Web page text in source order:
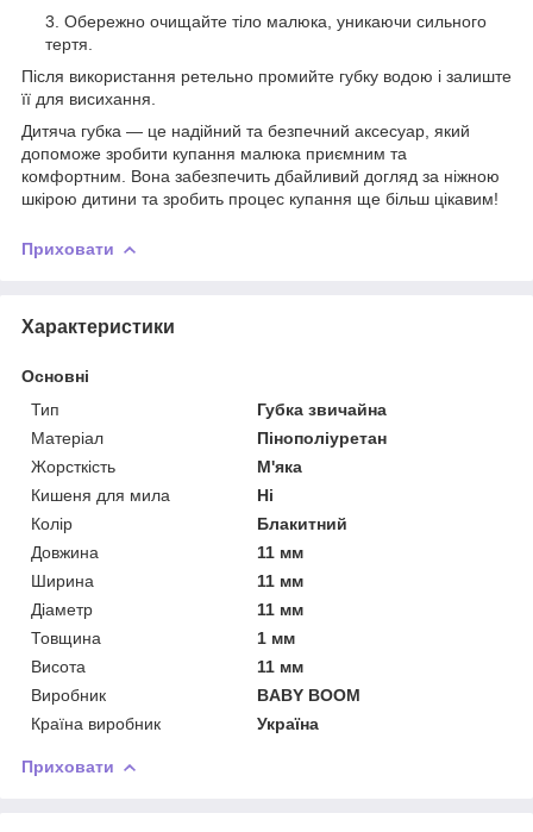
Обережно очищайте тіло малюка, уникаючи сильного
тертя.
Після використання ретельно промийте губку водою і залиште
її для висихання.
Дитяча губка — це надійний та безпечний аксесуар, який
допоможе зробити купання малюка приємним та
комфортним. Вона забезпечить дбайливий догляд за ніжною
шкірою дитини та зробить процес купання ще більш цікавим!
Приховати
Характеристики
Основні
Тип
Губка звичайна
Матеріал
Пінополіуретан
Жорсткість
М'яка
Кишеня для мила
Ні
Колір
Блакитний
Довжина
11 мм
Ширина
11 мм
Діаметр
11 мм
Товщина
1 мм
Висота
11 мм
Виробник
BABY BOOM
Країна виробник
Україна
Приховати